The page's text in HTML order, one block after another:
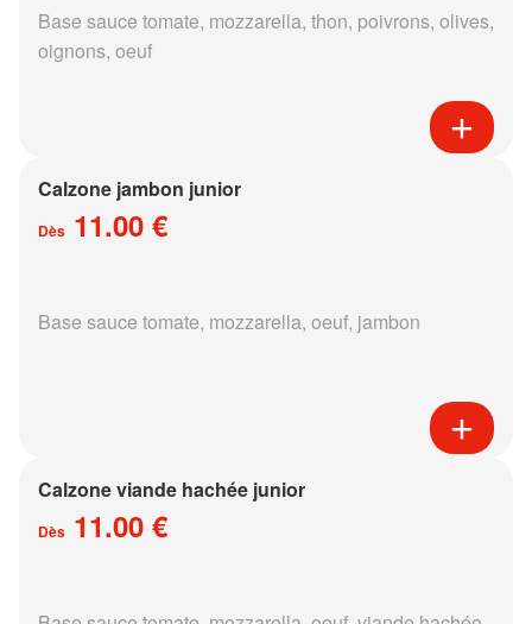
Base sauce tomate, mozzarella, thon, poivrons, olives,
oignons, oeuf
Calzone jambon junior
Dès 11.00 €
Base sauce tomate, mozzarella, oeuf, jambon
Calzone viande hachée junior
Dès 11.00 €